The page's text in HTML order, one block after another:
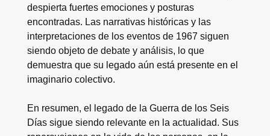
despierta fuertes emociones y posturas
encontradas. Las narrativas históricas y las
interpretaciones de los eventos de 1967 siguen
siendo objeto de debate y análisis, lo que
demuestra que su legado aún está presente en el
imaginario colectivo.
En resumen, el legado de la Guerra de los Seis
Días sigue siendo relevante en la actualidad. Sus